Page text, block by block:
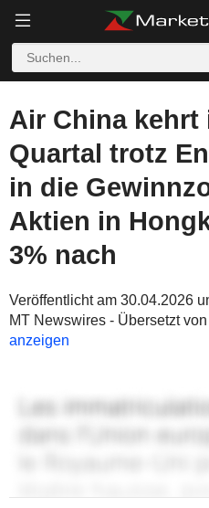
Air China kehrt
Quartal trotz
in die
Aktien in
3% nach
Veröffentlicht am 30.04.2026
MT Newswires - Übersetzt
anzeigen